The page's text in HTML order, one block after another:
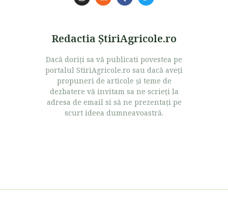
Redactia ŞtiriAgricole.ro
Dacă doriţi sa vă publicati povestea pe
portalul StiriAgricole.ro sau dacă aveţi
propuneri de articole şi teme de
dezbatere vă invitam sa ne scrieţi la
adresa de email si să ne prezentaţi pe
scurt ideea dumneavoastră.